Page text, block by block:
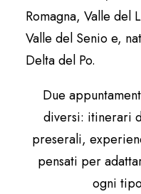
Romagna, Valle del
Valle del Senio e,
Delta del Po.
Due
diversi: itinerari
preserali,
pensati per
ogni